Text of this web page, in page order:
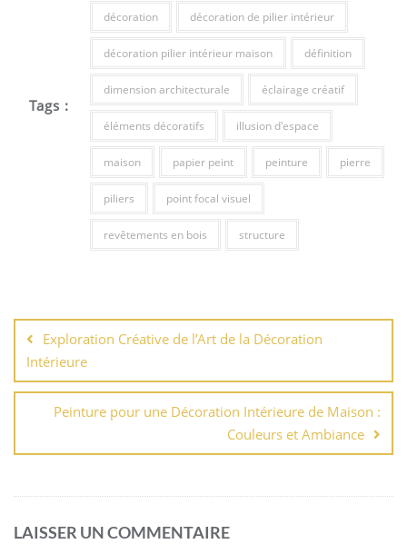
Tags :
décoration décoration de pilier intérieur
décoration pilier intérieur maison définition
dimension architecturale éclairage créatif
éléments décoratifs illusion d'espace
maison papier peint peinture pierre
piliers point focal visuel
revêtements en bois structure
de
l’article
Exploration Créative de l’Art de la Décoration
Intérieure
Peinture pour une Décoration Intérieure de Maison :
Couleurs et Ambiance
LAISSER UN COMMENTAIRE